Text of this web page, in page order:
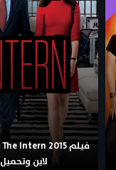
لاين وتحميل